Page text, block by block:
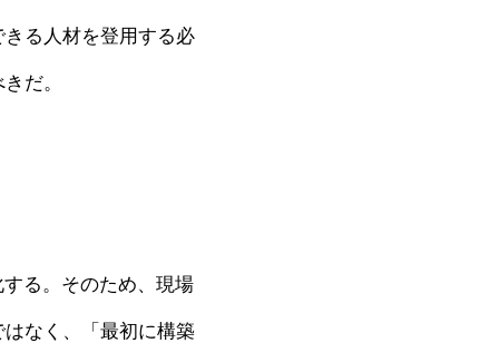
る人材を登用する必
だ。
る。そのため、現場
なく、「最初に構築